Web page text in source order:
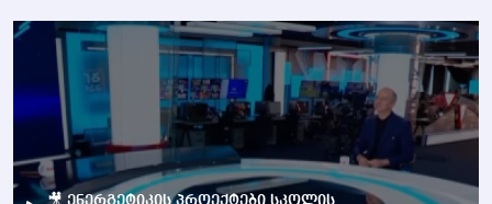
🎥 ენერგეტიკის პროექტები სკოლის